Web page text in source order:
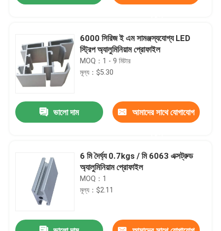
আমাদের সম্পর্কে
6000 সিরিজ ই এম সামঞ্জস্যযোগ্য LED
স্ট্রিপ অ্যালুমিনিয়াম প্রোফাইল
MOQ：1 - 9 মিটার
মূল্য：$5.30
ভালো দাম আমাদের সাথে যোগাযোগ
6 মি দৈর্ঘ্য 0.7kgs / মি 6063 এক্সট্রুড
অ্যালুমিনিয়াম প্রোফাইল
MOQ：1
মূল্য：$2.11